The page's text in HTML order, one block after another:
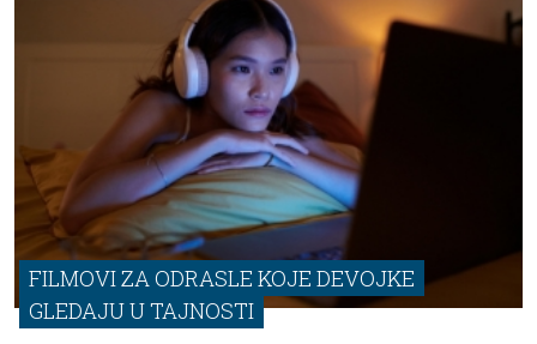
FILMOVI ZA ODRASLE KOJE DEVOJKE
GLEDAJU U TAJNOSTI